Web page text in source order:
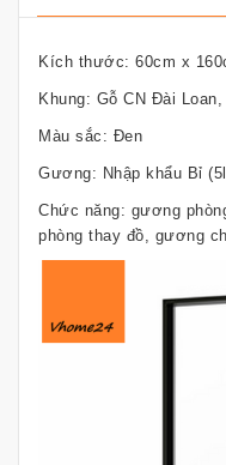
Kích thước: 60cm x
Khung: Gỗ CN Đài
Màu sắc: Đen
Gương: Nhập khẩu Bỉ
Chức năng: gương
phòng thay đồ, gương